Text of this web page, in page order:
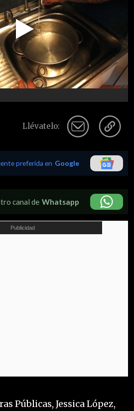
Play
Video
Llévatelo:
preferida en Google
canal de Whatsapp
Públicas, Jessica López,